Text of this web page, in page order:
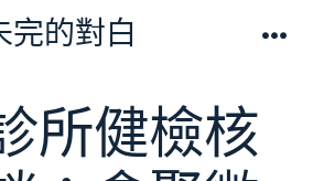
完的對白
所健檢核